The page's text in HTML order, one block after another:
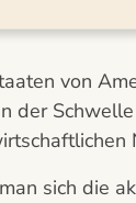
von
der
sich die